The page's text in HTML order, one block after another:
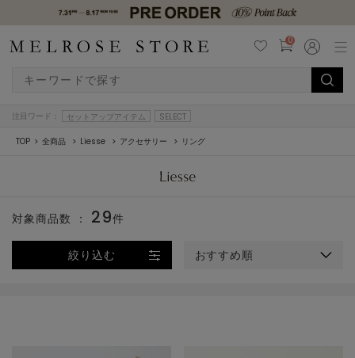
0
注目ワード： セットアップアイテム SELECT
TOP 全商品 Liesse アクセサリー リング
絞り込む おすすめ順
対象商品数 ： 29件